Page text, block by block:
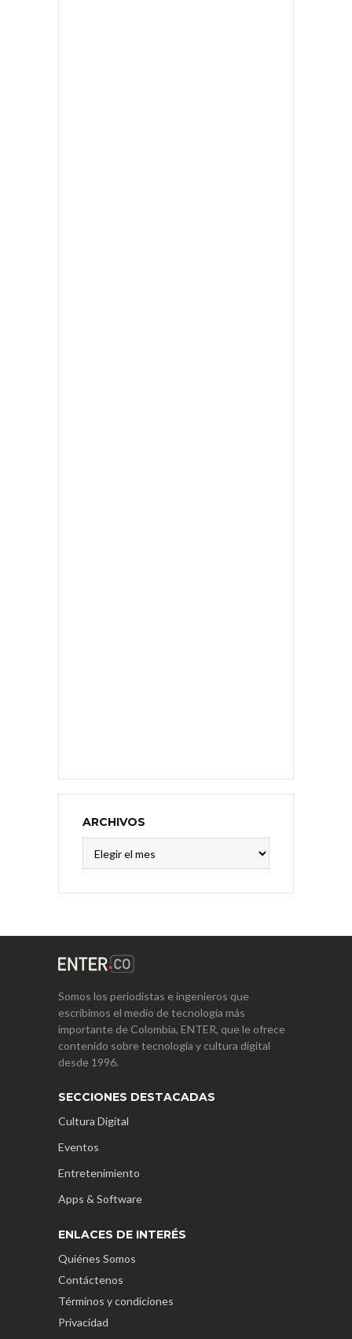
ARCHIVOS
Somos los periodistas e ingenieros que
escribimos el medio de tecnología más
importante de Colombia, ENTER, que le ofrece
contenido sobre tecnología y cultura digital
desde 1996.
SECCIONES DESTACADAS
Cultura Digital
Eventos
Entretenimiento
Apps & Software
ENLACES DE INTERÉS
Quiénes Somos
Contáctenos
Términos y condiciones
Privacidad